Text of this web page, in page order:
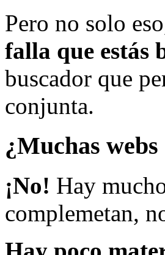
Pero no solo
falla que estás
buscador que
conjunta.
¿Muchas
¡No! Hay
complemetan,